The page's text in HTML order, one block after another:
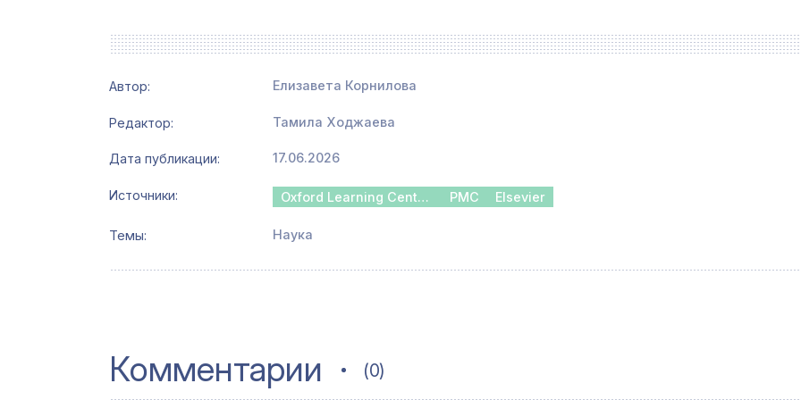
Автор: Елизавета Корнилова
Редактор Тамила Ходжаева
Дата публикации 17.06.2026
Источники Oxford Learning Centers PMC Elsevier
Темы Наука
Комментарии (0)